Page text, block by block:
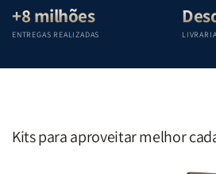
+8 milhões
ENTREGAS REALIZADAS
Kits para aproveitar melhor